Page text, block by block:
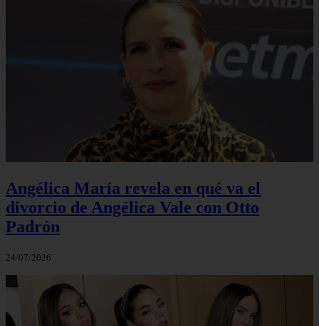
Angélica María revela en qué va el
divorcio de Angélica Vale con Otto
Padrón
24/07/2026